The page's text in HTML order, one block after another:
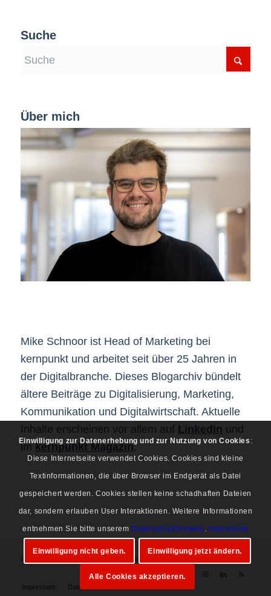
Suche
Über mich
Mike Schnoor ist Head of Marketing bei
kernpunkt und arbeitet seit über 25 Jahren in
der Digitalbranche. Dieses Blogarchiv bündelt
ältere Beiträge zu Digitalisierung, Marketing,
Kommunikation und Digitalwirtschaft. Aktuelle
Inhalte erscheinen vor allem auf LinkedIn und
imkernpunkt Magazin.
© Copyright 1997-2026 Mike Schnoor. Alle Rechte vorbehalten.
Impressum Datenschutz
Einwilligung zur Datenerhebung und zur Nutzung von Cookies :
Diese Internetseite verwendet Cookies. Cookies sind kleine
Textinformationen, die über Browser im Endgerät als Datei
gespeichert werden. Cookies stellen keine schadhaften Dateien
dar, sondern erlauben User Interaktionen. Weitere Informationen
entnehmen Sie bitte unserem Datenschutzhinweis. Impressum
Einwilligung nicht geben. Einwilligung jetzt ändern.
Alle Cookies akzeptieren.